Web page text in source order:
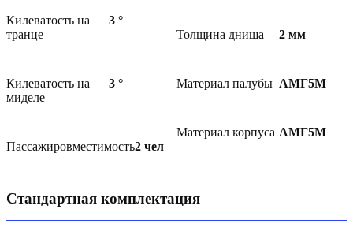
Килеватость на
транце
3 °
Килеватость на
миделе
3 °
Пассажировместимость2 чел
Толщина днища 2 мм
Материал палубы АМГ5М
Материал корпуса АМГ5М
Стандартная комплектация